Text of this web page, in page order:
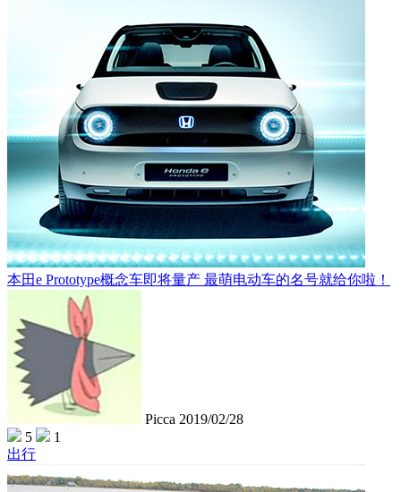
本田e Prototype概念车即将量产 最萌电动车的名号就给你啦！
Picca 2019/02/28
5
1
出行